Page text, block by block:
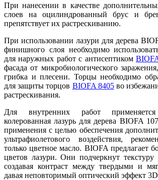
При нанесении в качестве
слоев на оцилиндрованный брус и
препятствует их растрескиванию.
При использовании лазури для дерева
финишного слоя необходимо
для наружных работ с антисептиком
фасада от микробиологического
грибка и плесени. Торцы необходимо
для защиты торцов BIOFA 8405во
растрескивания.
Для внутренних работ
колерованная лазурь для дерева BIOFA
применения с целью обеспечения
ультрафиолетового воздействия,
только цветное масло. BIOFA предлагает
цветов лазури. Они подчеркнут текстуру
создавая контраст между твердыми и
давая неповторимый оптический эффект